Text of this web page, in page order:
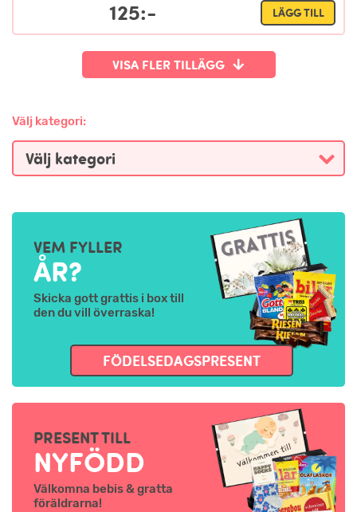
125:- LÄGG TILL
VISA FLER TILLÄGG
Välj kategori:
VEM FYLLER
ÅR?
Skicka gott grattis i box till
den du vill överraska!
FÖDELSEDAGSPRESENT
PRESENT TILL
NYFÖDD
Välkomna bebis & gratta
föräldrarna!